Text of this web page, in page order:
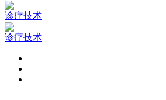
诊疗技术
诊疗技术